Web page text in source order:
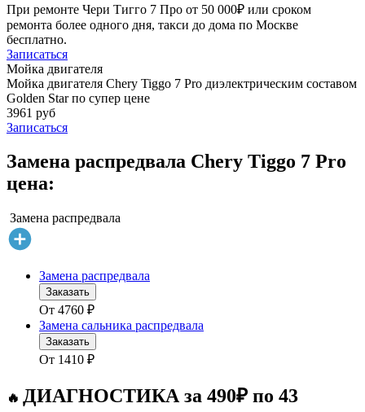
При ремонте Чери Тигго 7 Про от 50 000₽ или сроком
ремонта более одного дня, такси до дома по Москве
бесплатно.
Записаться
Мойка двигателя
Мойка двигателя Chery Tiggo 7 Pro диэлектрическим составом
Golden Star по супер цене
3961 руб
Записаться
Замена распредвала Chery Tiggo 7 Pro
цена:
Замена распредвала
Замена распредвала
Заказать
От 4760 ₽
Замена сальника распредвала
Заказать
От 1410 ₽
🔥 ДИАГНОСТИКА за 490₽ по 43